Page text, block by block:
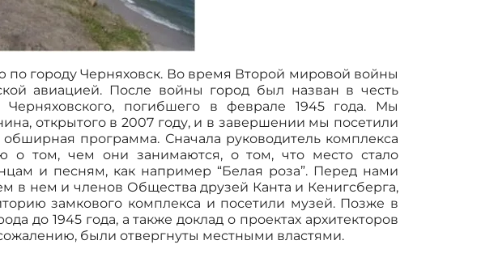
городу Черняховск. Во время Второй мировой войны
авиацией. После войны город был назван в честь
погибшего в феврале 1945 года. Мы
открытого в 2007 году, и в завершении мы посетили
программа. Сначала руководитель комплекса
о том, чем они занимаются, о том, что место стало
и песням, как например “Белая роза”. Перед нами
в нем и членов Общества друзей Канта и Кенигсберга,
замкового комплекса и посетили музей. Позже в
до 1945 года, а также доклад о проектах архитекторов
были отвергнуты местными властями.